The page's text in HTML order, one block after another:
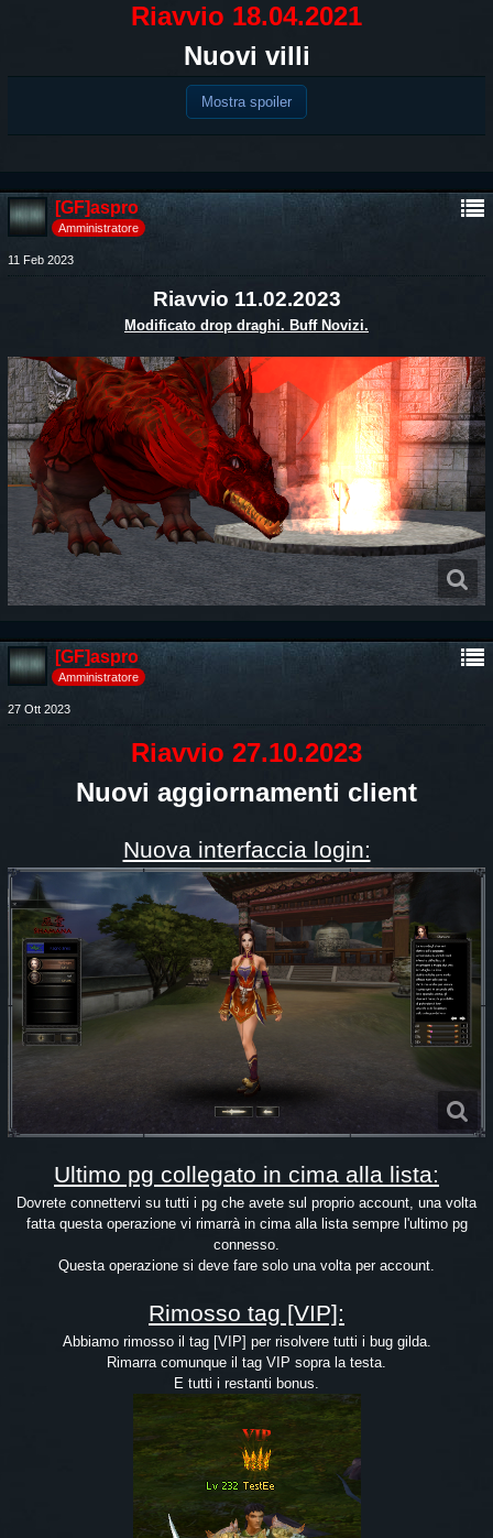
Riavvio 18.04.2021
Nuovi villi
Mostra spoiler
[GF]aspro
Amministratore
11 Feb 2023
Riavvio 11.02.2023
Modificato drop draghi. Buff Novizi.
[GF]aspro
Amministratore
27 Ott 2023
Riavvio 27.10.2023
Nuovi aggiornamenti client
Nuova interfaccia login:
Ultimo pg collegato in cima alla lista:
Dovrete connettervi su tutti i pg che avete sul proprio account, una volta
fatta questa operazione vi rimarrà in cima alla lista sempre l'ultimo pg
connesso.
Questa operazione si deve fare solo una volta per account.
Rimosso tag [VIP]:
Abbiamo rimosso il tag [VIP] per risolvere tutti i bug gilda.
Rimarra comunque il tag VIP sopra la testa.
E tutti i restanti bonus.